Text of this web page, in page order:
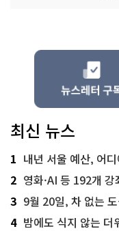
최신 뉴스
1 내년 서울 예산, 어
2 영화·AI 등 192개
3 9월 20일, 차 없는 도심
4 밤에도 식지 않는 더